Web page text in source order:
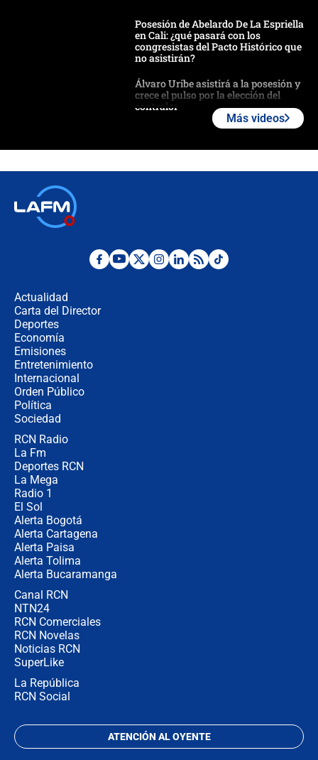
Posesión de Abelardo De La Espriella
en Cali: ¿qué pasará con los
congresistas del Pacto Histórico que
no asistirán?
Álvaro Uribe asistirá a la posesión y
crece el pulso por la elección del
contralor
Estratega de Abelardo de la Espriella
Más videos
Actualidad
Carta del Director
Deportes
Economía
Emisiones
Entretenimiento
Internacional
Orden Público
Política
Sociedad
RCN Radio
La Fm
Deportes RCN
La Mega
Radio 1
El Sol
Alerta Bogotá
Alerta Cartagena
Alerta Paisa
Alerta Tolima
Alerta Bucaramanga
Canal RCN
NTN24
RCN Comerciales
RCN Novelas
Noticias RCN
SuperLike
La República
RCN Social
ATENCIÓN AL OYENTE